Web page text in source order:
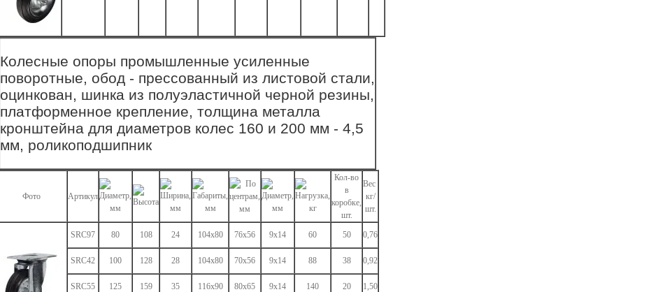
Колесные опоры промышленные усиленные
поворотные, обод - прессованный из листовой стали,
оцинкован, шинка из полуэластичной черной резины,
платформенное крепление, толщина металла
кронштейна для диаметров колес 160 и 200 мм - 4,5
мм, роликоподшипник
Фото Артикул
Кол-во
в
коробке,
шт.
Вес
кг/
шт.
SRC97 80 108 24 104x80 76x56 9x14 60 50 0,76
SRC42 100 128 28 104x80 70x56 9x14 88 38 0,92
SRC55 125 159 35 116x90 80x65 9x14 140 20 1,50